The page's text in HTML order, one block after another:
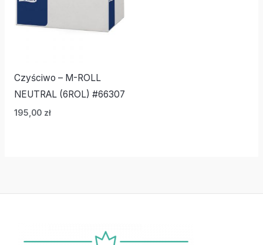
Czyściwo – M-ROLL
NEUTRAL (6ROL) #66307
195,00 zł